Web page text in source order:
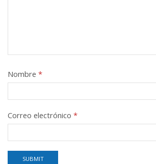
Nombre *
Correo electrónico *